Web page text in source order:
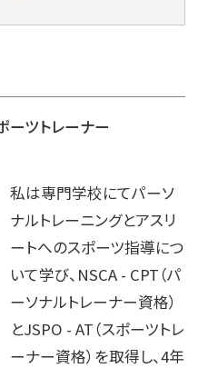
ーツトレーナー
私は専門学校にてパーソ
ナルトレーニングとアスリ
ートへのスポーツ指導につ
いて学び、NSCA - CPT（パ
ーソナルトレーナー資格）
とJSPO - AT（スポーツトレ
ーナー資格）を取得し、4年